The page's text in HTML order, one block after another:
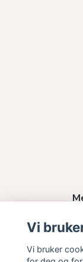
Vi
Vi bruker